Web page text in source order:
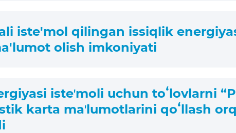
iste'mol qilingan issiqlik
olish imkoniyati
isteʼmoli uchun toʻlovlarni
karta maʼlumotlarini qoʻllash